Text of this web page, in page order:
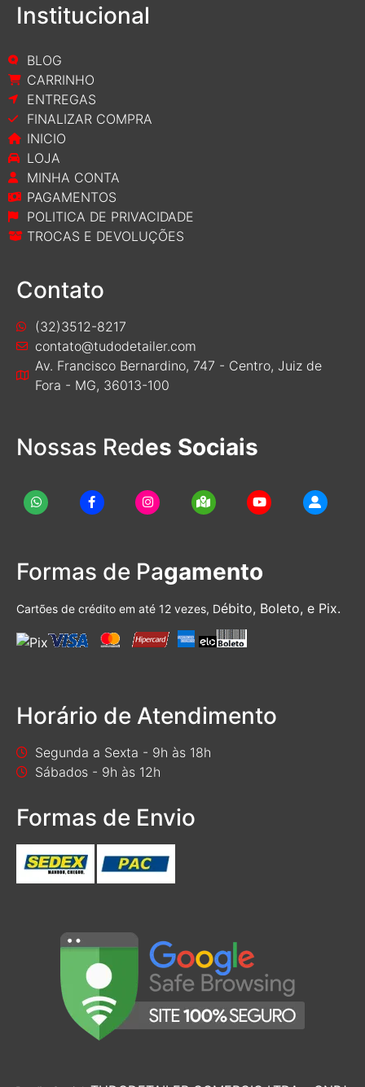
Institucional
BLOG
CARRINHO
ENTREGAS
FINALIZAR COMPRA
INICIO
LOJA
MINHA CONTA
PAGAMENTOS
POLITICA DE PRIVACIDADE
TROCAS E DEVOLUÇÕES
Contato
(32)3512-8217
contato@tudodetailer.com
Av. Francisco Bernardino, 747 - Centro, Juiz de
Fora - MG, 36013-100
Nossas Redes Sociais
Formas de Pagamento
Cartões de crédito em até 12 vezes, Débito, Boleto, e Pix.
Horário de Atendimento
Segunda a Sexta - 9h às 18h
Sábados - 9h às 12h
Formas de Envio